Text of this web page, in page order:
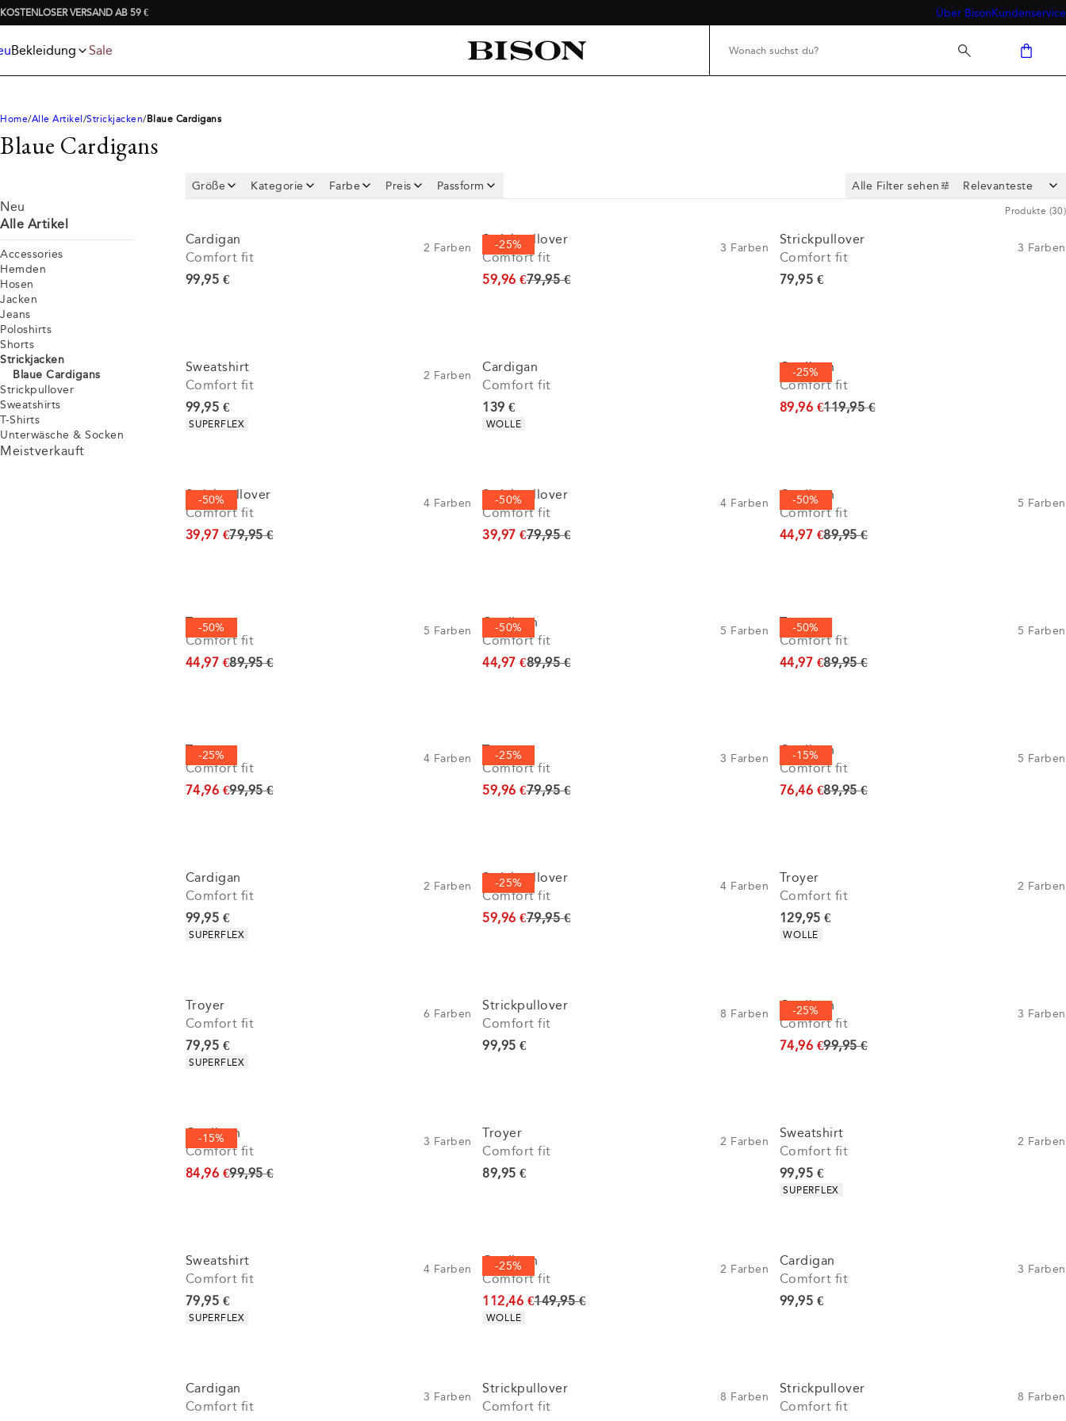
KOSTENLOSER VERSAND AB 59 € Über BisonKundenservice
Bekleidung Sale
Jacken
Poloshirts
Unterwäsche und Socken
Home Alle Artikel Strickjacken Blaue Cardigans
Blaue Cardigans
Neu
Alle Artikel
Accessories
Hemden
Hosen
Jacken
Jeans
Poloshirts
Shorts
Strickjacken
Blaue Cardigans
Strickpullover
Sweatshirts
T-Shirts
Unterwäsche & Socken
Meistverkauft
Größe Kategorie Farbe Preis Passform Alle Filter sehen
Produkte (30)
Cardigan
Comfort fit
2 Farben
Preis
99,95 €
-25%
Strickpullover
Comfort fit
3 Farben
59,96 €Ursprünglicher Preis
79,95 €
Strickpullover
Comfort fit
3 Farben
Preis
79,95 €
Sweatshirt
Comfort fit
2 Farben
Preis
99,95 €
Produkteigenschaften
SUPERFLEX
Cardigan
Comfort fit
Preis
139 €
Produkteigenschaften
WOLLE
-25%
Cardigan
Comfort fit
89,96 €Ursprünglicher Preis
119,95 €
-50%
Strickpullover
Comfort fit
4 Farben
39,97 €Ursprünglicher Preis
79,95 €
-50%
Strickpullover
Comfort fit
4 Farben
39,97 €Ursprünglicher Preis
79,95 €
-50%
Cardigan
Comfort fit
5 Farben
44,97 €Ursprünglicher Preis
89,95 €
-50%
Troyer
Comfort fit
5 Farben
44,97 €Ursprünglicher Preis
89,95 €
-50%
Cardigan
Comfort fit
5 Farben
44,97 €Ursprünglicher Preis
89,95 €
-50%
Troyer
Comfort fit
5 Farben
44,97 €Ursprünglicher Preis
89,95 €
-25%
Troyer
Comfort fit
4 Farben
74,96 €Ursprünglicher Preis
99,95 €
-25%
Troyer
Comfort fit
3 Farben
59,96 €Ursprünglicher Preis
79,95 €
-15%
Cardigan
Comfort fit
5 Farben
76,46 €Ursprünglicher Preis
89,95 €
Cardigan
Comfort fit
2 Farben
Preis
99,95 €
Produkteigenschaften
SUPERFLEX
-25%
Strickpullover
Comfort fit
4 Farben
59,96 €Ursprünglicher Preis
79,95 €
Troyer
Comfort fit
2 Farben
Preis
129,95 €
Produkteigenschaften
WOLLE
Troyer
Comfort fit
6 Farben
Preis
79,95 €
Produkteigenschaften
SUPERFLEX
Strickpullover
Comfort fit
8 Farben
Preis
99,95 €
-25%
Cardigan
Comfort fit
3 Farben
74,96 €Ursprünglicher Preis
99,95 €
-15%
Cardigan
Comfort fit
3 Farben
84,96 €Ursprünglicher Preis
99,95 €
Troyer
Comfort fit
2 Farben
Preis
89,95 €
Sweatshirt
Comfort fit
2 Farben
Preis
99,95 €
Produkteigenschaften
SUPERFLEX
Sweatshirt
Comfort fit
4 Farben
Preis
79,95 €
Produkteigenschaften
SUPERFLEX
-25%
Cardigan
Comfort fit
2 Farben
112,46 €Ursprünglicher Preis
149,95 €
Produkteigenschaften
WOLLE
Cardigan
Comfort fit
3 Farben
Preis
99,95 €
Cardigan
Comfort fit
3 Farben
Strickpullover
Comfort fit
8 Farben
Strickpullover
Comfort fit
8 Farben